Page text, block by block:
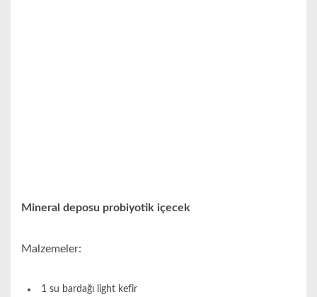
Mineral deposu probiyotik içecek
Malzemeler:
1 su bardağı light kefir